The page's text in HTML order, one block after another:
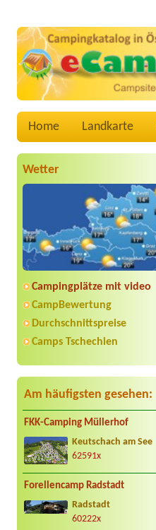
Home Landkarte
Wetter
Campingplätze mit video
CampBewertung
Durchschnittspreise
Camps Tschechien
Am häufigsten gesehen:
FKK-Camping Müllerhof
Keutschach am See
62591x
Forellencamp Radstadt
Radstadt
60222x